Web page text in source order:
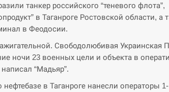
танкер российского “теневого флота”,
в Таганроге Ростовской области, а
в Феодосии.
Свободолюбивая Украинская
ночи 23 военных цели и объекта в
“Мадьяр”.
нефтебазе в Таганроге нанесли операторы